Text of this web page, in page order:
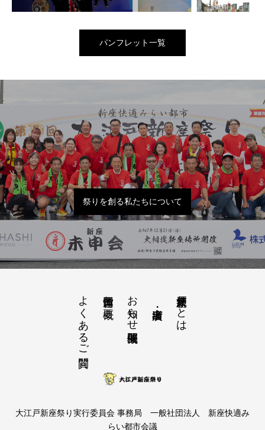
パンフレット一覧
祭りを創る私たちについて
大江戸新座祭りとは
お知らせ開催概要
運営団体と概要
よくあるご質問
大江戸新座祭り実行委員会 事務局 一般社団法人 新座快適み
らい都市会議